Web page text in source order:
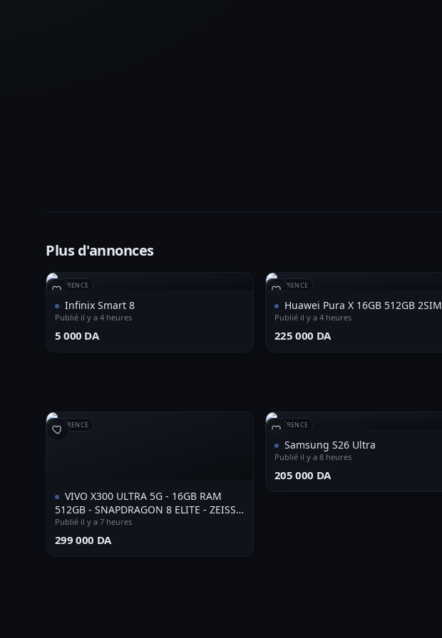
Plus d'annonces
RÉFÉRENCE
Infinix Smart 8
Publié il y a 4 heures
⁦5 000 DA⁩
RÉFÉRENCE
Huawei Pura X 16GB 512GB 2SIM
Publié il y a 4 heures
⁦225 000 DA⁩
RÉFÉRENCE
VIVO X300 ULTRA 5G - 16GB RAM
512GB - SNAPDRAGON 8 ELITE - ZEISS
CAMERA 200MP - AMOLED 144HZ -
BATTERIE 6600 MAH
Publié il y a 7 heures
⁦299 000 DA⁩
RÉFÉRENCE
Samsung S26 Ultra
Publié il y a 8 heures
⁦205 000 DA⁩